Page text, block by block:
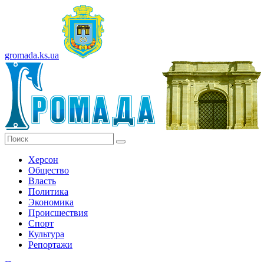
gromada.ks.ua
Херсон
Общество
Власть
Политика
Экономика
Происшествия
Спорт
Культура
Репортажи